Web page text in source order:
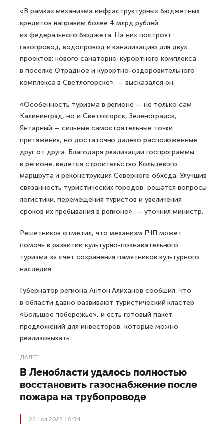
«В рамках механизма инфраструктурных бюджетных
кредитов направим более 4 млрд рублей
из федерального бюджета. На них построят
газопровод, водопровод и канализацию для двух
проектов: нового санаторно-курортного комплекса
в поселке Отрадное и курортно-оздоровительного
комплекса в Светлогорске», — высказался он.
«Особенность туризма в регионе — не только сам
Калининград, но и Светлогорск, Зеленоградск,
Янтарный — сильные самостоятельные точки
притяжения, но достаточно далеко расположенные
друг от друга. Благодаря реализации госпрограммы
в регионе, ведется строительство Кольцевого
маршрута и реконструкция Северного обхода. Улучшив
связанность туристических городов, решатся вопросы
логистики, перемещения туристов и увеличения
сроков их пребывания в регионе», — уточнил министр.
Решетников отметил, что механизм ГЧП может
помочь в развитии культурно-познавательного
туризма за счет сохранения памятников культурного
наследия.
Губернатор региона Антон Алиханов сообщил, что
в области давно развивают туристический кластер
«Большое побережье», и есть готовый пакет
предложений для инвесторов, которые можно
реализовывать.
ДАЛЕЕ
В Ленобласти удалось полностью
восстановить газоснабжение после
пожара на трубопроводе
22 ноя 2022 10:34